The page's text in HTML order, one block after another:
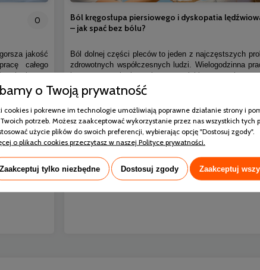
0
jakość
całego
brak snu,
ale ma
jak i
higienę snu.
nowy nie
Ból kręgosłupa piersiowego i dyskopatia
– jak spać bez bólu?
Ból dolnej części pleców to jeden z najczęstszych
zdrowotnych współczesnych ludzi. Wielogodzinna
komputerze, brak ruchu, przewlekły stres i
organizmu sprawiają, że coraz więcej osób
dolegliwościami kręgosłupa. Jedną z najczęstszych
bólu w odcinku lędźwiowym jest dyskopatia
Problem ten nie wpływa wyłącznie na komfort
Bardzo często utrudnia również odpoczynek, pogarsza
snu i sprawia, że organizm nie może
czytaj całość »
o Twoją prywatność
cookies i pokrewne im technologie umożliwiają poprawne działanie strony i
potrzeb. Możesz zaakceptować wykorzystanie przez nas wszystkich tych
użycie plików do swoich preferencji, wybierając opcję "Dostosuj zgody".
o plikach cookies przeczytasz w naszej Polityce prywatności.
Zaakceptuj tylko niezbędne Dostosuj zgody Zaakceptuj